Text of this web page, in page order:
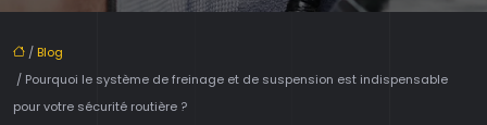
/ Blog
/ Pourquoi le système de freinage et de suspension est indispensable
pour votre sécurité routière ?